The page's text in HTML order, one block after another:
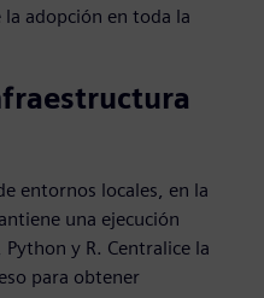
adopción en toda la
entornos locales, en la
una ejecución
y R. Centralice la
para obtener